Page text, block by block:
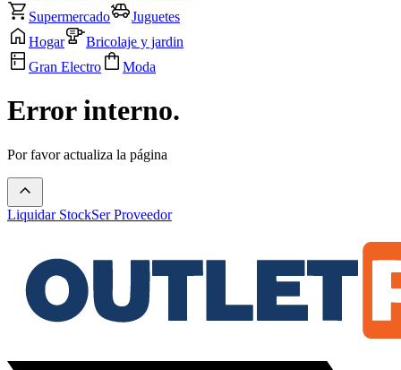
Supermercado
Juguetes
Hogar
Bricolaje y jardin
Gran Electro
Moda
Error interno.
Por favor actualiza la página
Liquidar StockSer Proveedor